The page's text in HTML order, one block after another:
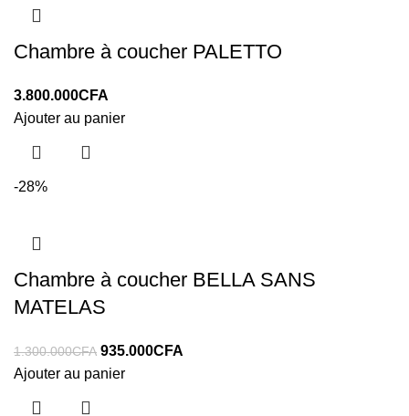
Chambre à coucher PALETTO
3.800.000CFA
Ajouter au panier
-28%
Chambre à coucher BELLA SANS
MATELAS
1.300.000CFA 935.000CFA
Ajouter au panier